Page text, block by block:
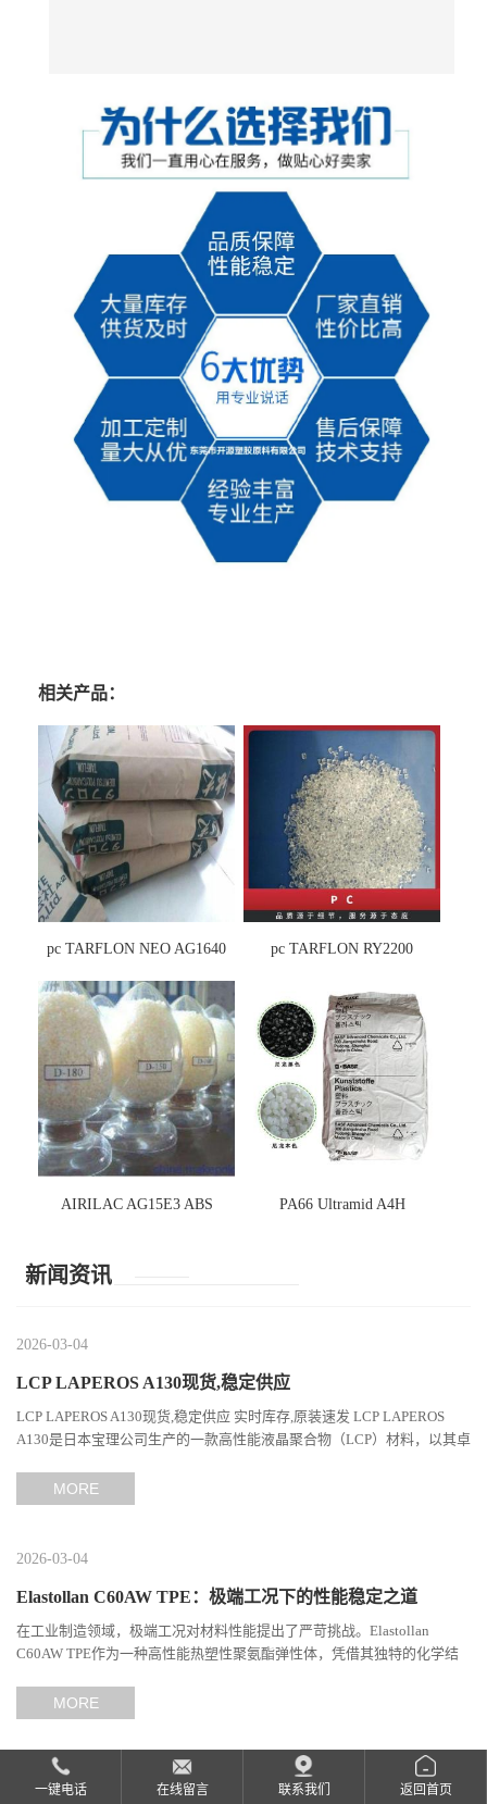
相关产品：
pc TARFLON NEO AG1640 pc TARFLON RY2200
AIRILAC AG15E3 ABS PA66 Ultramid A4H
新闻资讯
2026-03-04
LCP LAPEROS A130现货,稳定供应
LCP LAPEROS A130现货,稳定供应 实时库存,原装速发 LCP LAPEROS
A130是日本宝理公司生产的一款高性能液晶聚合物（LCP）材料，以其卓
MORE
2026-03-04
Elastollan C60AW TPE：极端工况下的性能稳定之道
在工业制造领域，极端工况对材料性能提出了严苛挑战。Elastollan
C60AW TPE作为一种高性能热塑性聚氨酯弹性体，凭借其独特的化学结
MORE
一键电话 在线留言 联系我们 返回首页